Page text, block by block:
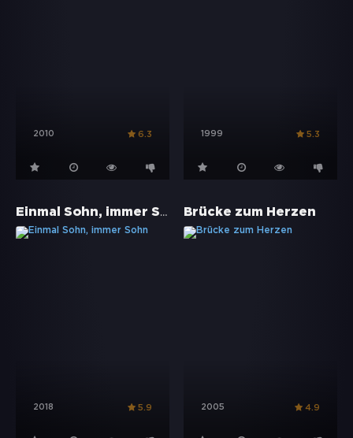
2010 6.3 1999 5.3
Einmal Sohn, immer Sohn
2018 5.9
Brücke zum Herzen
2005 4.9